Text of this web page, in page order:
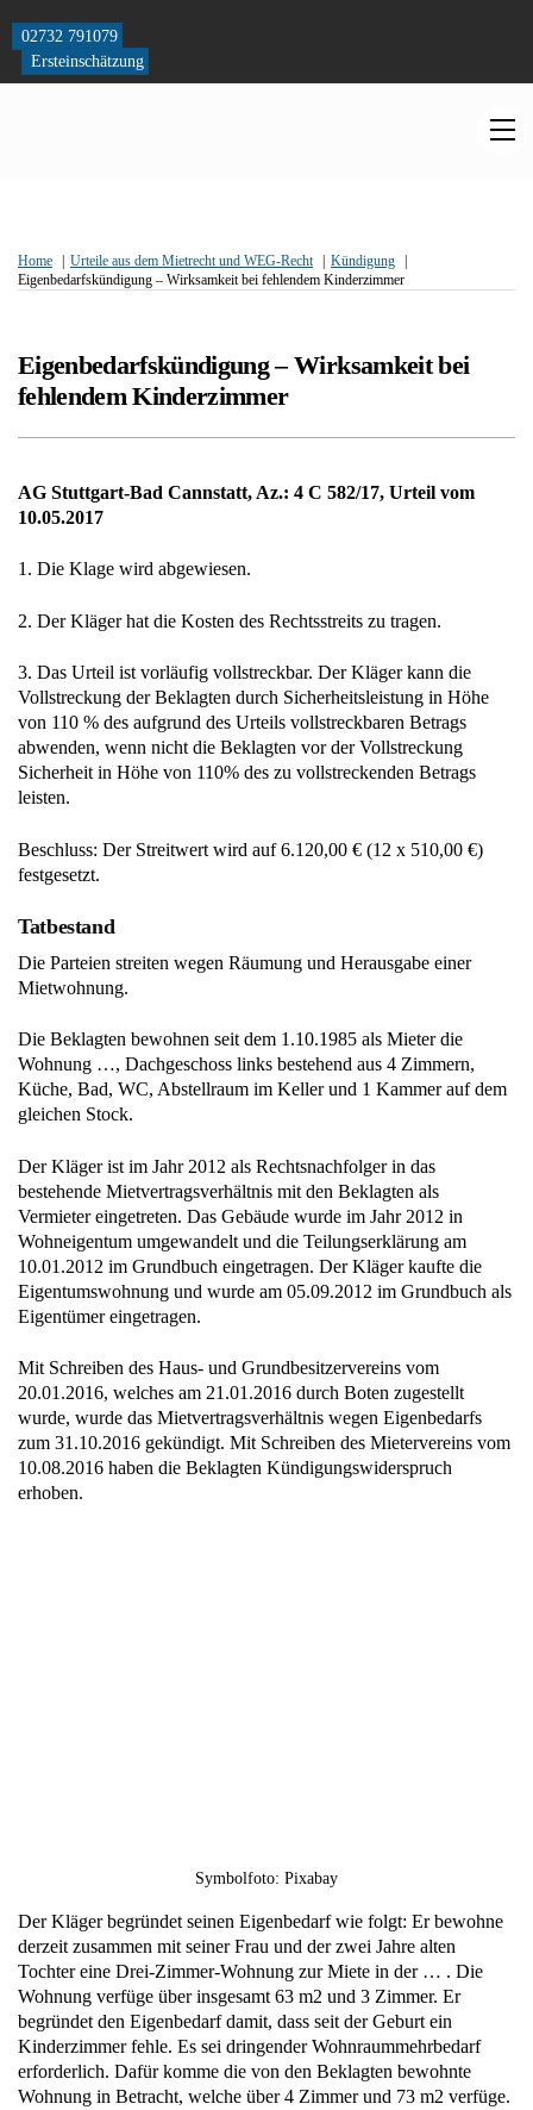
content
02732 791079
Ersteinschätzung
Home Urteile aus dem Mietrecht und WEG-Recht
Kündigung
Eigenbedarfskündigung – Wirksamkeit bei fehlendem Kinderzimmer
Eigenbedarfskündigung – Wirksamkeit bei
fehlendem Kinderzimmer
AG Stuttgart-Bad Cannstatt, Az.: 4 C 582/17, Urteil vom
10.05.2017
1. Die Klage wird abgewiesen.
2. Der Kläger hat die Kosten des Rechtsstreits zu tragen.
3. Das Urteil ist vorläufig vollstreckbar. Der Kläger kann die
Vollstreckung der Beklagten durch Sicherheitsleistung in Höhe
von 110 % des aufgrund des Urteils vollstreckbaren Betrags
abwenden, wenn nicht die Beklagten vor der Vollstreckung
Sicherheit in Höhe von 110% des zu vollstreckenden Betrags
leisten.
Beschluss: Der Streitwert wird auf 6.120,00 € (12 x 510,00 €)
festgesetzt.
Tatbestand
Die Parteien streiten wegen Räumung und Herausgabe einer
Mietwohnung.
Die Beklagten bewohnen seit dem 1.10.1985 als Mieter die
Wohnung …, Dachgeschoss links bestehend aus 4 Zimmern,
Küche, Bad, WC, Abstellraum im Keller und 1 Kammer auf dem
gleichen Stock.
Der Kläger ist im Jahr 2012 als Rechtsnachfolger in das
bestehende Mietvertragsverhältnis mit den Beklagten als
Vermieter eingetreten. Das Gebäude wurde im Jahr 2012 in
Wohneigentum umgewandelt und die Teilungserklärung am
10.01.2012 im Grundbuch eingetragen. Der Kläger kaufte die
Eigentumswohnung und wurde am 05.09.2012 im Grundbuch als
Eigentümer eingetragen.
Mit Schreiben des Haus- und Grundbesitzervereins vom
20.01.2016, welches am 21.01.2016 durch Boten zugestellt
wurde, wurde das Mietvertragsverhältnis wegen Eigenbedarfs
zum 31.10.2016 gekündigt. Mit Schreiben des Mietervereins vom
10.08.2016 haben die Beklagten Kündigungswiderspruch
erhoben.
Symbolfoto: Pixabay
Der Kläger begründet seinen Eigenbedarf wie folgt: Er bewohne
derzeit zusammen mit seiner Frau und der zwei Jahre alten
Tochter eine Drei-Zimmer-Wohnung zur Miete in der … . Die
Wohnung verfüge über insgesamt 63 m2 und 3 Zimmer. Er
begründet den Eigenbedarf damit, dass seit der Geburt ein
Kinderzimmer fehle. Es sei dringender Wohnraummehrbedarf
erforderlich. Dafür komme die von den Beklagten bewohnte
Wohnung in Betracht, welche über 4 Zimmer und 73 m2 verfüge.